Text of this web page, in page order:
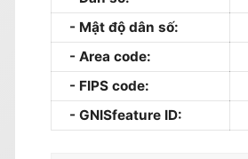
Mật độ dân số:
Area code:
FIPS code:
GNISfeature ID: